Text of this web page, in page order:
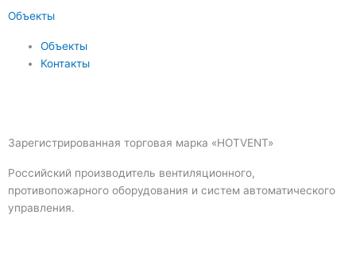
Объекты
Объекты
Контакты
Зарегистрированная торговая марка «HOTVENT»
Российский производитель вентиляционного,
противопожарного оборудования и систем автоматического
управления.